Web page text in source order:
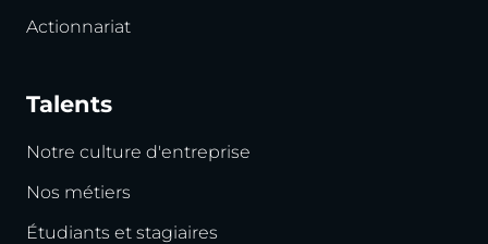
Actionnariat
Talents
Notre culture d'entreprise
Nos métiers
Étudiants et stagiaires